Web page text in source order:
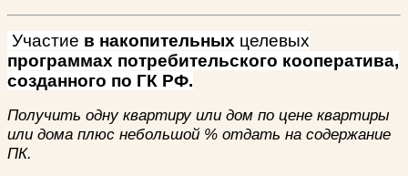
Участие в накопительных целевых
программах потребительского кооператива,
созданного по ГК РФ.
Получить одну квартиру или дом по цене квартиры
или дома плюс небольшой % отдать на содержание
ПК.